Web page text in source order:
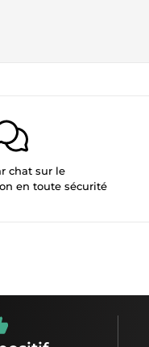
chat sur le
en toute sécurité